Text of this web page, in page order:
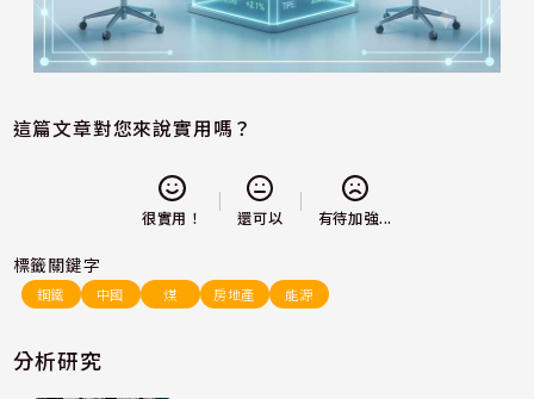
這篇文章對您來說實用嗎？
很實用！ 還可以 有待加強...
標籤關鍵字
鋼鐵 中國 煤 房地產 能源
分析研究